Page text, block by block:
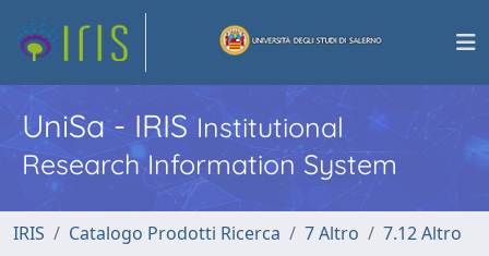
UniSa - IRISInstitutional
Research Information System
IRIS Catalogo Prodotti Ricerca 7 Altro 7.12 Altro